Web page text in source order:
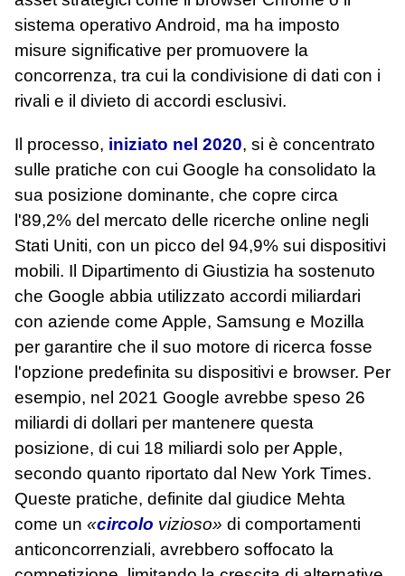
sistema operativo Android, ma ha imposto
misure significative per promuovere la
concorrenza, tra cui la condivisione di dati con i
rivali e il divieto di accordi esclusivi.
Il processo, iniziato nel 2020, si è concentrato
sulle pratiche con cui Google ha consolidato la
sua posizione dominante, che copre circa
l'89,2% del mercato delle ricerche online negli
Stati Uniti, con un picco del 94,9% sui dispositivi
mobili. Il Dipartimento di Giustizia ha sostenuto
che Google abbia utilizzato accordi miliardari
con aziende come Apple, Samsung e Mozilla
per garantire che il suo motore di ricerca fosse
l'opzione predefinita su dispositivi e browser. Per
esempio, nel 2021 Google avrebbe speso 26
miliardi di dollari per mantenere questa
posizione, di cui 18 miliardi solo per Apple,
secondo quanto riportato dal New York Times.
Queste pratiche, definite dal giudice Mehta
come un «circolo vizioso» di comportamenti
anticoncorrenziali, avrebbero soffocato la